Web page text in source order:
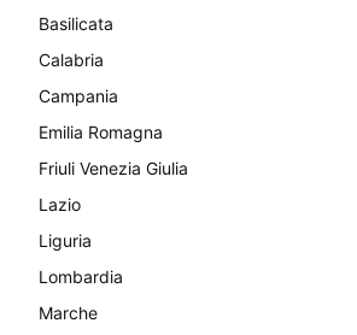
Basilicata
Calabria
Campania
Emilia Romagna
Friuli Venezia Giulia
Lazio
Liguria
Lombardia
Marche